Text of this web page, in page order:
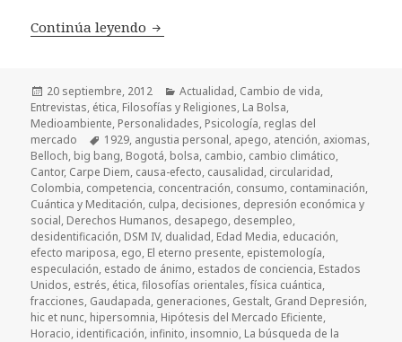
Continúa leyendo De la depresión a la economía del
Publicado
el
20 septiembre, 2012 Categorías
Actualidad, Cambio de vida,
Entrevistas, ética, Filosofías y Religiones, La Bolsa,
Medioambiente, Personalidades, Psicología, reglas del
mercado
Etiquetas
1929, angustia personal, apego, atención, axiomas,
Belloch, big bang, Bogotá, bolsa, cambio, cambio climático,
Cantor, Carpe Diem, causa-efecto, causalidad, circularidad,
Colombia, competencia, concentración, consumo, contaminación,
Cuántica y Meditación, culpa, decisiones, depresión económica y
social, Derechos Humanos, desapego, desempleo,
desidentificación, DSM IV, dualidad, Edad Media, educación,
efecto mariposa, ego, El eterno presente, epistemología,
especulación, estado de ánimo, estados de conciencia, Estados
Unidos, estrés, ética,filosofías orientales,física cuántica,
fracciones, Gaudapada, generaciones, Gestalt, Grand Depresión,
hic et nunc, hipersomnia, Hipótesis del Mercado Eficiente,
Horacio, identificación, infinito, insomnio, La búsqueda de la